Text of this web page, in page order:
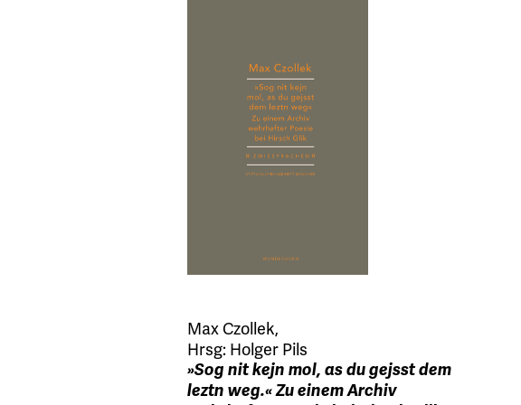
Max Czollek,
Hrsg: Holger Pils
»Sog nit kejn mol, as du gejsst dem
leztn weg.« Zu einem Archiv